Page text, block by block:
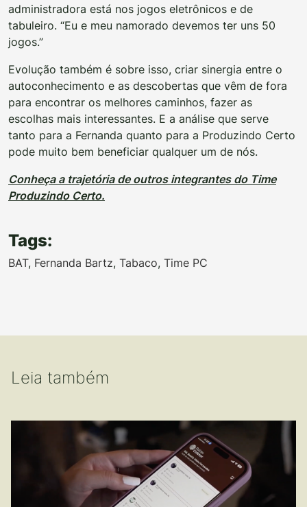
administradora está nos jogos eletrônicos e de
tabuleiro. “Eu e meu namorado devemos ter uns 50
jogos.”
Evolução também é sobre isso, criar sinergia entre o
autoconhecimento e as descobertas que vêm de fora
para encontrar os melhores caminhos, fazer as
escolhas mais interessantes. E a análise que serve
tanto para a Fernanda quanto para a Produzindo Certo
pode muito bem beneficiar qualquer um de nós.
Conheça a trajetória de outros integrantes do Time
Produzindo Certo.
Tags:
BAT, Fernanda Bartz, Tabaco, Time PC
Leia também